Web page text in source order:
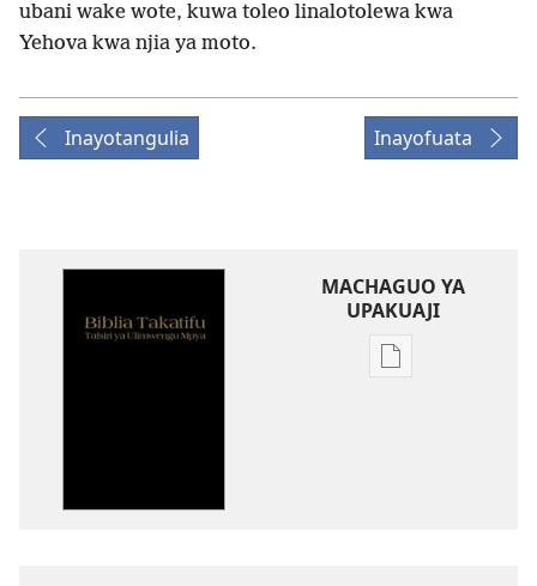
ubani wake wote, kuwa toleo linalotolewa kwa
Yehova kwa njia ya moto.
Inayotangulia Inayofuata
MACHAGUO YA
UPAKUAJI
Mbinu